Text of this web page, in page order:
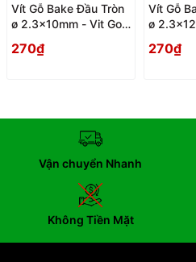
Vít Gỗ Bake Đầu Tròn
ø 2.3x10mm - Vit Go
270₫
Vít Gỗ
ø
270₫
Vận chuyển Nhanh
Không Tiền Mặt